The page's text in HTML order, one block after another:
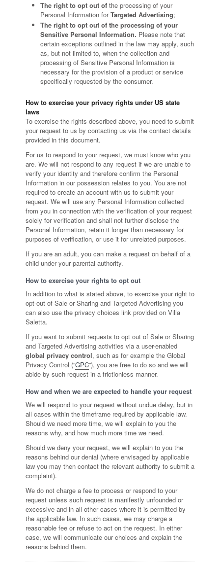
The right to opt out of the processing of your
Personal Information forTargeted Advertising;
The right to opt out of the processing of your
Sensitive Personal Information. Please note that
certain exceptions outlined in the law may apply, such
as, but not limited to, when the collection and
processing of Sensitive Personal Information is
necessary for the provision of a product or service
specifically requested by the consumer.
How to exercise your privacy rights under US state
laws
To exercise the rights described above, you need to submit
your request to us by contacting us via the contact details
provided in this document.
For us to respond to your request, we must know who you
are. We will not respond to any request if we are unable to
verify your identity and therefore confirm the Personal
Information in our possession relates to you. You are not
required to create an account with us to submit your
request. We will use any Personal Information collected
from you in connection with the verification of your request
solely for verification and shall not further disclose the
Personal Information, retain it longer than necessary for
purposes of verification, or use it for unrelated purposes.
If you are an adult, you can make a request on behalf of a
child under your parental authority.
How to exercise your rights to opt out
In addition to what is stated above, to exercise your right to
opt-out of Sale or Sharing and Targeted Advertising you
can also use the privacy choices link provided on Villa
Saletta.
If you want to submit requests to opt out of Sale or Sharing
and Targeted Advertising activities via a user-enabled
global privacy control, such as for example the Global
Privacy Control (“GPC”), you are free to do so and we will
abide by such request in a frictionless manner.
How and when we are expected to handle your request
We will respond to your request without undue delay, but in
all cases within the timeframe required by applicable law.
Should we need more time, we will explain to you the
reasons why, and how much more time we need.
Should we deny your request, we will explain to you the
reasons behind our denial (where envisaged by applicable
law you may then contact the relevant authority to submit a
complaint).
We do not charge a fee to process or respond to your
request unless such request is manifestly unfounded or
excessive and in all other cases where it is permitted by
the applicable law. In such cases, we may charge a
reasonable fee or refuse to act on the request. In either
case, we will communicate our choices and explain the
reasons behind them.